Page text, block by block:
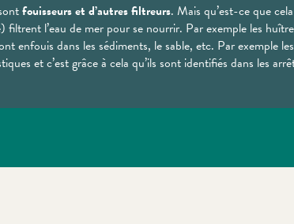
fouisseurs et d’autres filtreurs. Mais qu’est-ce que
filtrent l’eau de mer pour se nourrir. Par exemple les
enfouis dans les sédiments, le sable, etc. Par exemple
et c’est grâce à cela qu’ils sont identifiés dans les